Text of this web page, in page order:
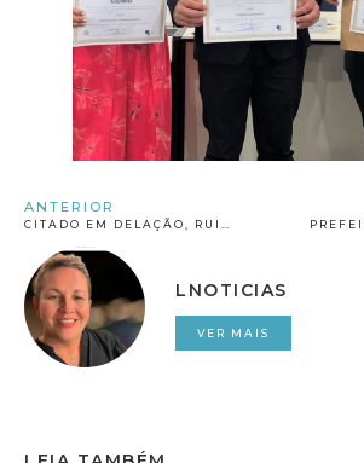
ANTERIOR
LNOTICIAS
VER MAIS